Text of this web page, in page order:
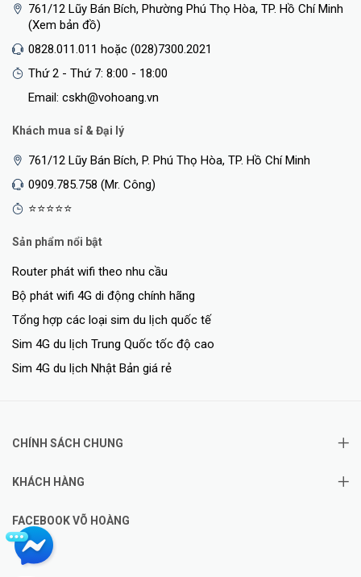
Công tắc Aqara Q1 sử dụng chất liệu nhựa chống cháy và mạch
quá tải cao cấp đảm bảo chất lượng sản phẩm trong quá trình sử
dụng. Do được trang bị chip phát hiện nhiệt độ và cầu chì 5A nên
hoặc khi nhiệt độ bên trong vượt quá 60 độ C.
Công tắc cũng sử dụng sóng Zigbee 3.0 mới nhất giúp tốc độ phản
hồi nhanh hơn so với các công tắc Wi-Fi. Hơn nữa, việc kết nối bằng
giao thức Zigbee sẽ đem đến sự ổn định trong quá trình hoạt động
Theo dõi lượng điện tiêu thụ hàng tháng
761/12 Lũy Bán Bích, Phường Phú Thọ Hòa, TP. Hồ Chí Minh
(Xem bản đồ)
0828.011.011 hoặc (028)7300.2021
Thứ 2 - Thứ 7: 8:00 - 18:00
Email: cskh@vohoang.vn
Khách mua sỉ & Đại lý
761/12 Lũy Bán Bích, P. Phú Thọ Hòa, TP. Hồ Chí Minh
0909.785.758 (Mr. Công)
⭐⭐⭐⭐⭐
Sản phẩm nổi bật
Router phát wifi theo nhu cầu
Bộ phát wifi 4G di động chính hãng
Tổng hợp các loại sim du lịch quốc tế
Sim 4G du lịch Trung Quốc tốc độ cao
Sim 4G du lịch Nhật Bản giá rẻ
CHÍNH SÁCH CHUNG
KHÁCH HÀNG
FACEBOOK VÕ HOÀNG